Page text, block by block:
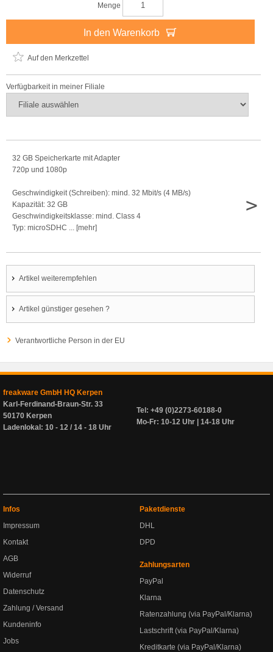
Menge
In den Warenkorb
Auf den Merkzettel
Verfügbarkeit in meiner Filiale
32 GB Speicherkarte mit Adapter
720p und 1080p
Geschwindigkeit (Schreiben): mind. 32 Mbit/s (4 MB/s)
Kapazität: 32 GB
Geschwindigkeitsklasse: mind. Class 4
Typ: microSDHC ... [mehr]
>
Artikel weiterempfehlen
Artikel günstiger gesehen ?
Verantwortliche Person in der EU
freakware GmbH HQ Kerpen
Karl-Ferdinand-Braun-Str. 33
50170 Kerpen
Ladenlokal: 10 - 12 / 14 - 18 Uhr
Tel: +49 (0)2273-60188-0
Mo-Fr: 10-12 Uhr | 14-18 Uhr
Infos
Impressum
Kontakt
AGB
Widerruf
Datenschutz
Zahlung / Versand
Kundeninfo
Jobs
Paketdienste
DHL
DPD
Zahlungsarten
PayPal
Klarna
Ratenzahlung (via PayPal/Klarna)
Lastschrift (via PayPal/Klarna)
Kreditkarte (via PayPal/Klarna)